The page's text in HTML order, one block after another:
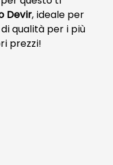
Devir, ideale per
qualità per i più
prezzi!